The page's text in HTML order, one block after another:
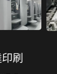
刷